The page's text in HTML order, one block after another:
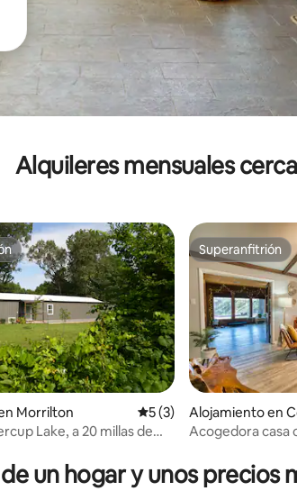
Alquileres mensuales
de 5, 22 reseñas
Morrilton Calificación promedio: 5
5 (3)
Lake, a 20 millas de
Superanfitrión
Superanfitrión
Alojamiento en
Acogedora casa
un hogar y unos precios